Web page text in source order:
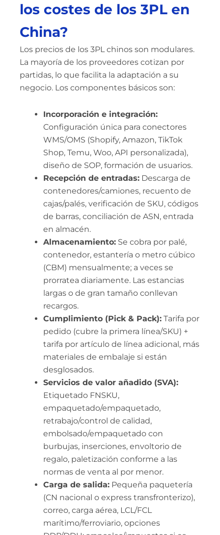
los costes de los 3PL en
China?
Los precios de los 3PL chinos son modulares.
La mayoría de los proveedores cotizan por
partidas, lo que facilita la adaptación a su
negocio. Los componentes básicos son:
Incorporación e integración:
Configuración única para conectores
WMS/OMS (Shopify, Amazon, TikTok
Shop, Temu, Woo, API personalizada),
diseño de SOP, formación de usuarios.
Recepción de entradas:Descarga de
contenedores/camiones, recuento de
cajas/palés, verificación de SKU, códigos
de barras, conciliación de ASN, entrada
en almacén.
Almacenamiento:Se cobra por palé,
contenedor, estantería o metro cúbico
(CBM) mensualmente; a veces se
prorratea diariamente. Las estancias
largas o de gran tamaño conllevan
recargos.
Cumplimiento (Pick & Pack):Tarifa por
pedido (cubre la primera línea/SKU) +
tarifa por artículo de línea adicional, más
materiales de embalaje si están
desglosados.
Servicios de valor añadido (SVA):
Etiquetado FNSKU,
empaquetado/empaquetado,
retrabajo/control de calidad,
embolsado/empaquetado con
burbujas, inserciones, envoltorio de
regalo, paletización conforme a las
normas de venta al por menor.
Carga de salida:Pequeña paquetería
(CN nacional o express transfronterizo),
correo, carga aérea, LCL/FCL
marítimo/ferroviario, opciones